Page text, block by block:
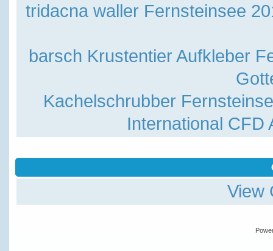
tridacna waller Fernsteinsee
barsch Krustentier Aufkleber
Kachelschrubber
International CFD
View